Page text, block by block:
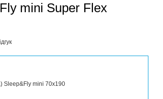
mini Super Flex
Sleep&Fly mini 70x190